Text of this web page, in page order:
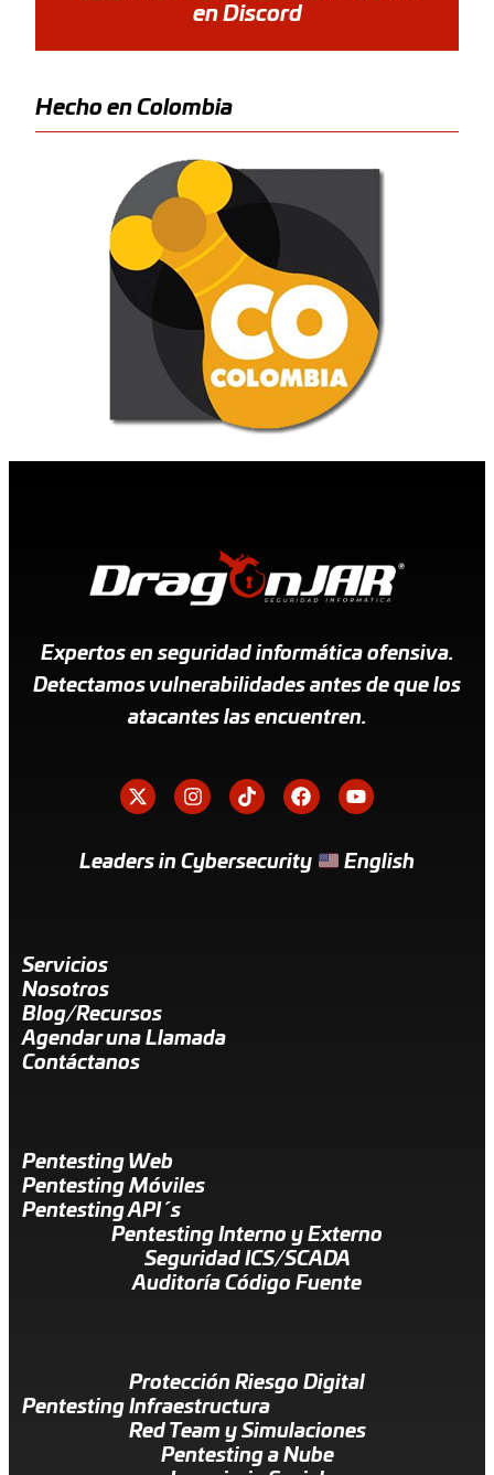
en Discord
Hecho en Colombia
Expertos en seguridad informática ofensiva.
Detectamos vulnerabilidades antes de que los
atacantes las encuentren.
Leaders in Cybersecurity English
Servicios
Nosotros
Blog/Recursos
Agendar una Llamada
Contáctanos
Pentesting Web
Pentesting Móviles
Pentesting API´s
Pentesting Interno y Externo
Seguridad ICS/SCADA
Auditoría Código Fuente
Protección Riesgo Digital
Pentesting Infraestructura
Red Team y Simulaciones
Pentesting a Nube